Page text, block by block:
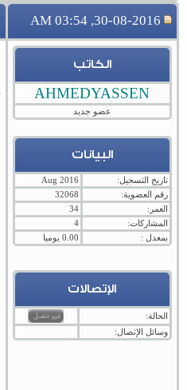
30-08-2016, 03:54 AM
الكاتب
AHMEDYASSEN
عضو جديد
البيانات
تاريخ التسجيل:
Aug 2016
رقم العضوية:
32068
العمر:
34
المشاركات:
4
بمعدل :
0.00 يوميا
الإتصالات
الحالة:
وسائل الإتصال: